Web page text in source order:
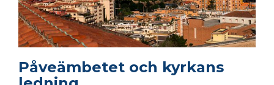
Påveämbetet och kyrkans